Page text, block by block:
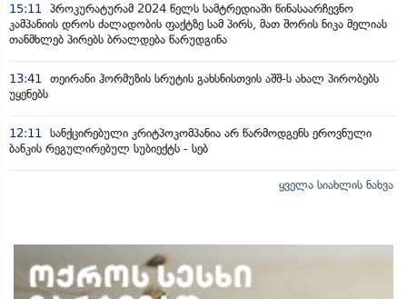
15:11
პროკურატურამ 2024 წელს სამტრედიაში წინასაარჩევნო
კამპანიის დროს ძალადობის ფაქტზე სამ პირს, მათ შორის ნიკა მელიას
თანმხლებ პირებს ბრალდება წარუდგინა
13:41
თეირანი ჰორმუზის სრუტის გახსნისთვის აშშ-ს ახალ პირობებს
უყენებს
12:11
სანქცირებული კრიტპოკომპანია არ წარმოდგენს ეროვნული
ბანკის რეგულირებულ სუბიექტს - სებ
ყველა სიახლის ნახვა